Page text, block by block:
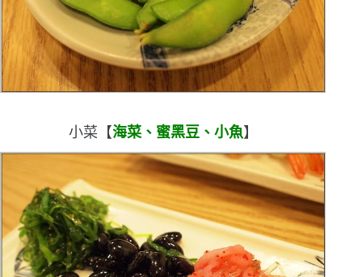
小菜【海菜、蜜黑豆、小魚】